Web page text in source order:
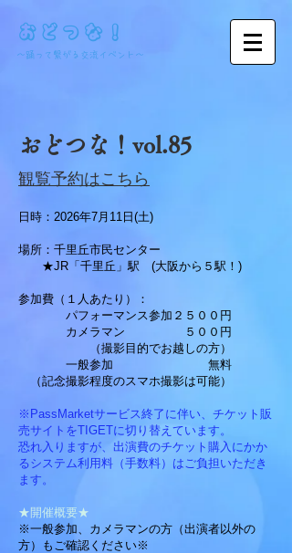
おどつな！
​～踊って繋がる交流イベント～
おどつな！vol.85
​観覧予約はこちら
日時：2026年7月11日(土)
場所： 千里丘市民センター
★JR「千里丘」駅 (大阪から５駅！)
参加費（１人あたり）：
パフォーマンス参加２５００円
カメラマン ５００円
（撮影目的でお越しの方）
一般参加 無料​
（記念撮影程度のスマホ撮影は可能）
※PassMarketサービス終了に伴い、チケット販
売サイトをTIGETに切り替えています。
恐れ入りますが、出演費のチケット購入にかか
るシステム利用料（手数料）はご負担いただき
ます。
★開催概要★
※一般参加、カメラマンの方（出演者以外の
方）もご確認ください※